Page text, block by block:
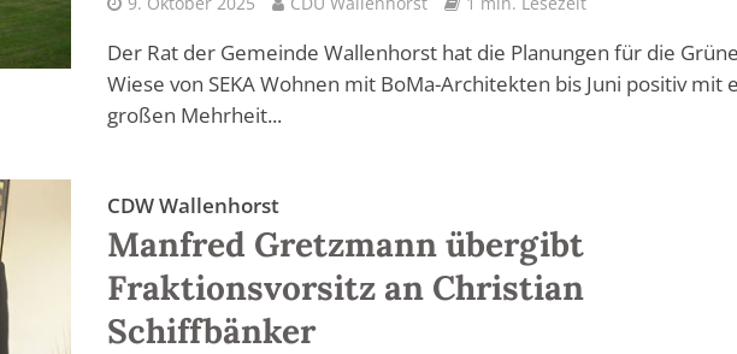
Der Rat der Gemeinde Wallenhorst hat die Planungen für die Grüne
Wiese von SEKA Wohnen mit BoMa-Architekten bis Juni positiv mit
großen Mehrheit...
CDW Wallenhorst
Manfred Gretzmann übergibt
Fraktionsvorsitz an Christian
Schiffbänker